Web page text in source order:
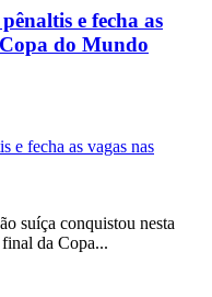
e fecha as
do Mundo
suíça conquistou nesta
da Copa...